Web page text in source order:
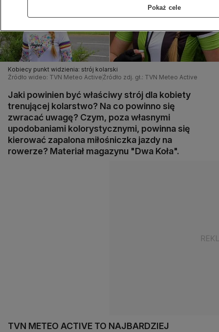
Kobiecy punkt widzienia: strój kolarski
Źródło wideo: TVN Meteo Active Źródło zdj. gł.: TVN Meteo Active
Jaki powinien być właściwy strój dla kobiety
trenującej kolarstwo? Na co powinno się
zwracać uwagę? Czym, poza własnymi
upodobaniami kolorystycznymi, powinna się
kierować zapalona miłośniczka jazdy na
rowerze? Materiał magazynu "Dwa Koła".
TVN METEO ACTIVE TO NAJBARDZIEJ
Pokaż cele